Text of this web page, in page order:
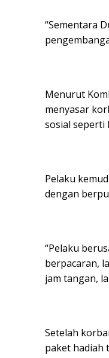
“Sementara
Menurut
menyasar
sosial seperti
Pelaku
dengan
“Pelaku
berpacaran,
jam tangan,
Setelah
paket hadiah